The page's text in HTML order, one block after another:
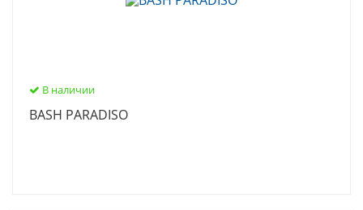
В наличии
BASH PARADISO